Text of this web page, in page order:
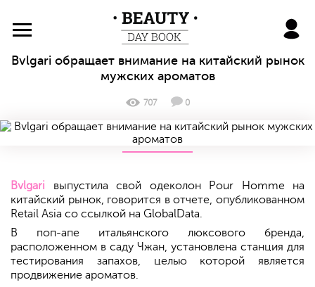
BeautyDayBook
Bvlgari обращает внимание на китайский рынок
мужских ароматов
707 0
Bvlgari выпустила свой одеколон Pour Homme на
китайский рынок, говорится в отчете, опубликованном
Retail Asia со ссылкой на GlobalData.
В поп-апе итальянского люксового бренда,
расположенном в саду Чжан, установлена станция для
тестирования запахов, целью которой является
продвижение ароматов.